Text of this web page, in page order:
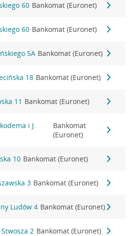
60 Bankomat (Euronet)
60 Bankomat (Euronet)
5A Bankomat (Euronet)
18 Bankomat (Euronet)
11 Bankomat (Euronet)
i J.
Bankomat
(Euronet)
10 Bankomat (Euronet)
3 Bankomat (Euronet)
Ludów 4 Bankomat (Euronet)
2 Bankomat (Euronet)